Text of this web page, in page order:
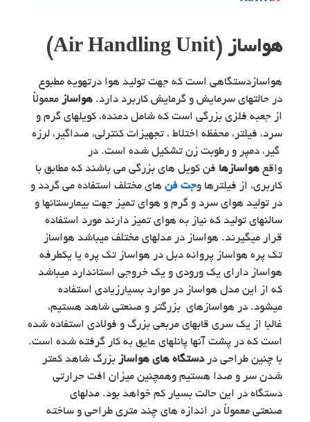
هواساز (Air Handling Unit)
هواسازدستگاهی است که جهت تولید هوا درتهویه مطبوع
در حالتهای سرمایش و گرمایش کاربرد دارد. هواساز معمولاً
از جعبه فلزی بزرگی است که شامل دمنده، کویلهای گرم و
سرد، فیلتر، محفظه اختلاط ، تجهیزات کنترلی، صداگیر، لرزه
گیر، دمپر و رطوبت زن تشکیل شده است. در
واقع هواسازها فن کویل های بزرگی می باشند که مطابق با
کاربری، از فیلترها وجت فن های مختلف استفاده می گردد و
در تولید هوای سرد و گرم و هوای تمیز جهت بیمارستانها و
سالنهای تولید که نیاز به هوای تمیز دارند مورد استفاده
قرار میگیرند. هواساز در مدلهای مختلف میباشد هواساز
تک پره هواساز پروانه دبل در هواساز تک پره یا یکطرفه
هواساز دارای یک ورودی و یک خروجی استاندارد میباشد
که از این مدل هواساز در موارد بسیارزیادی استفاده
میشود. در هواسازهای بزرگتر و صنعتی شاهد هستیم،
غالبا از یک سری قابهای مربعی بزرگ و فولادی استفاده شده
است که در پشت آنها پانلهای عایق به کار گرفته شده است.
با چنین طراحی دردستگاه های هواساز بزرگ شاهد کمتر
شدن سر و صدا هستیم وهمچنین میزان افت حرارتی
دستگاه در این حالت بسیار کم خواهد بود. مدلهای
صنعتی معمولاً در اندازه­ های چند متری طراحی و ساخته